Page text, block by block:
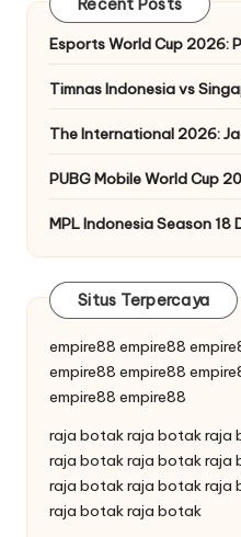
Recent Posts
Esports World Cup 2026:
Timnas Indonesia vs
The International 2026:
PUBG Mobile World Cup
MPL Indonesia Season 18
Situs Terpercaya
empire88 empire88
empire88 empire88
empire88 empire88
raja botakraja botakraja
raja botakraja botakraja
raja botakraja botakraja
raja botakraja botak